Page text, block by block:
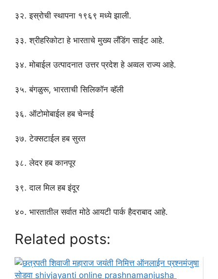
३२. इस्रोची स्थापना १९६९ मध्ये झाली.
३३. श्रीहरिकोटा हे भारताचे मुख्य लँडिंग साईट आहे.
३४. मोबाईल उत्पादनात उत्तर प्रदेश हे अव्वल राज्य आहे.
३५. बंगळुरू, भारताची सिलिकॉन व्हॅली
३६. ऑटोमोबाईल हब चेन्नई
३७. टेक्सटाईल हब सुरत
३८. लेदर हब कानपूर
३९. दाल मिल हब इंदूर
४०. भारतातील सर्वात मोठे आयटी पार्क हैदराबाद आहे.
Related posts: